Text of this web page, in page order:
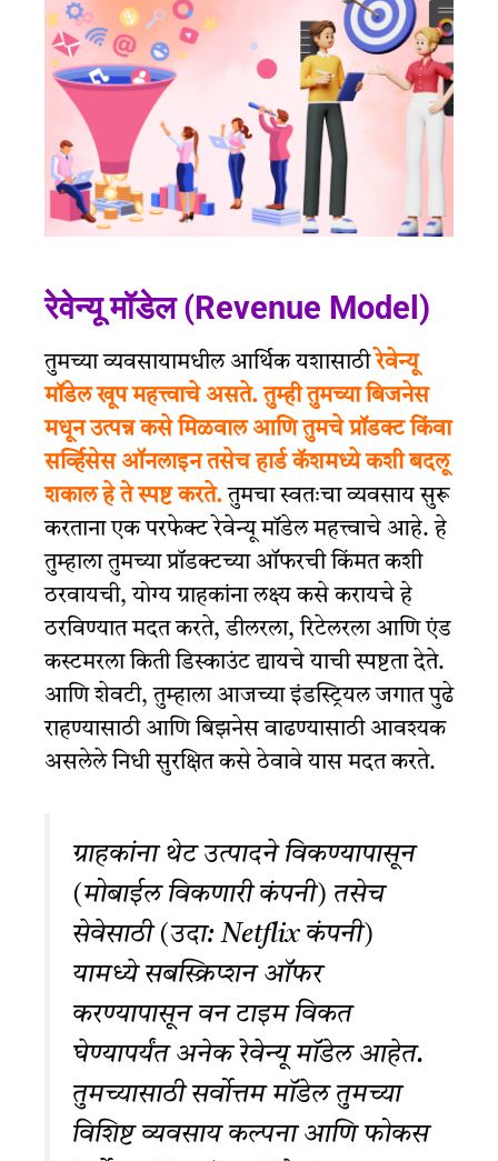
रेवेन्यू मॉडेल (Revenue Model)
तुमच्या व्यवसायामधील आर्थिक यशासाठीरेवेन्यू
मॉडेल खूप महत्त्वाचे असते. तुम्ही तुमच्या बिजनेस
मधून उत्पन्न कसे मिळवाल आणि तुमचे प्रॉडक्ट किंवा
सर्व्हिसेस ऑनलाइन तसेच हार्ड कॅशमध्ये कशी बदलू
शकाल हे ते स्पष्ट करते. तुमचा स्वतःचा व्यवसाय सुरू
करताना एक परफेक्ट रेवेन्यू मॉडेल महत्त्वाचे आहे. हे
तुम्हाला तुमच्या प्रॉडक्टच्या ऑफरची किंमत कशी
ठरवायची, योग्य ग्राहकांना लक्ष्य कसे करायचे हे
ठरविण्यात मदत करते, डीलरला, रिटेलरला आणि एंड
कस्टमरला किती डिस्काउंट द्यायचे याची स्पष्टता देते.
आणि शेवटी, तुम्हाला आजच्या इंडस्ट्रियल जगात पुढे
राहण्यासाठी आणि बिझनेस वाढण्यासाठी आवश्यक
असलेले निधी सुरक्षित कसे ठेवावे यास मदत करते.
ग्राहकांना थेट उत्पादने विकण्यापासून
(मोबाईल विकणारी कंपनी) तसेच
सेवेसाठी (उदा: Netflix कंपनी)
यामध्ये सबस्क्रिप्शन ऑफर
करण्यापासून वन टाइम विकत
घेण्यापर्यंत अनेक रेवेन्यू मॉडेल आहेत.
तुमच्यासाठी सर्वोत्तम मॉडेल तुमच्या
विशिष्ट व्यवसाय कल्पना आणि फोकस